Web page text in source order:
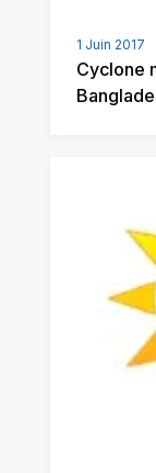
1 Juin 2017
Cyclone